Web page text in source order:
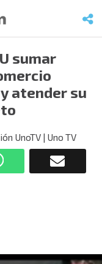
sumar
atender su
UnoTV | Uno TV